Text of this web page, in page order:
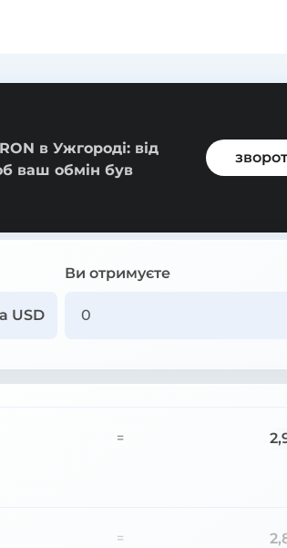
в Ужгороді: від
ваш обмін був
USD
Ви отримуєте
=
=